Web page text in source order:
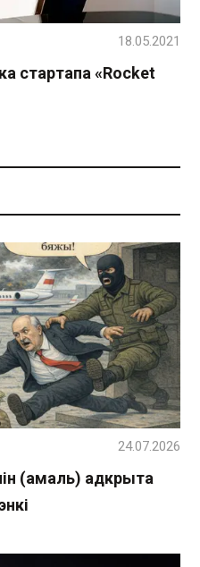
стартапа «Rocket
18.05.2021
(амаль) адкрыта
24.07.2026